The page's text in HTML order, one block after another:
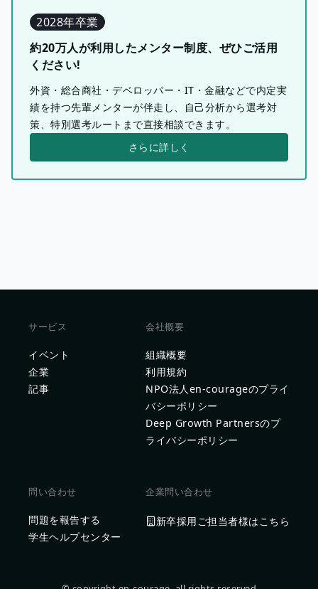
2028年卒業
約20万人が利用したメンター制度、ぜひご活用
ください!
外資・総合商社・デベロッパー・IT・金融などで内定実
績を持つ先輩メンターが伴走し、自己分析から選考対
策、特別選考ルートまで直接相談できます。
さらに詳しく
サービス
イベント
企業
記事
会社概要
組織概要
利用規約
NPO法人en-courageのプライ
バシーポリシー
Deep Growth Partnersのプ
ライバシーポリシー
問い合わせ
問題を報告する
学生ヘルプセンター
企業問い合わせ
新卒採用ご担当者様はこちら